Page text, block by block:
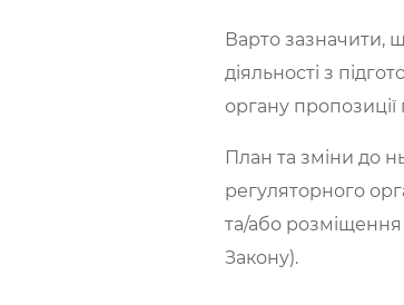
Варто зазначити,
діяльності з
органу пропозиції
План та зміни до
регуляторного
та/або розміщення
Закону).